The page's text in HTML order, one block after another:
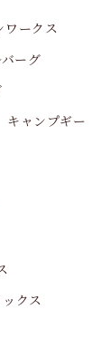
ークス
ーグ
ャンプギー
クス